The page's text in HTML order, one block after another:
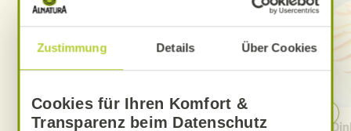
Zustimmung Details Über Cookies
Cookies für Ihren Komfort &
Transparenz beim Datenschutz
Vanillepudding mit Kamille